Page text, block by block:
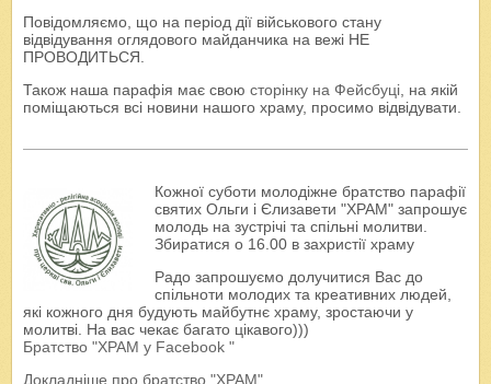
Повідомляємо, що на період дії військового стану
відвідування оглядового майданчика на вежі НЕ
ПРОВОДИТЬСЯ.
Також наша парафія має свою сторінку на Фейсбуці, на якій
поміщаються всі новини нашого храму, просимо відвідувати.
Кожної суботи молодіжне братство парафії
святих Ольги і Єлизавети "ХРАМ" запрошує
молодь на зустрічі та спільні молитви.
Збиратися о 16.00 в захристії храму
Радо запрошуємо долучитися Вас до
спільноти молодих та креативних людей,
які кожного дня будують майбутнє храму, зростаючи у
молитві. На вас чекає багато цікавого)))
Братство "ХРАМ у Facebook "
Докладніше про братство "ХРАМ"